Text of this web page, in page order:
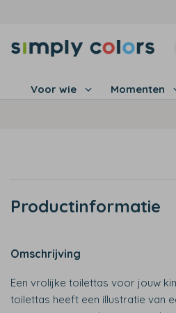
Voor wie Momenten
Productinformatie
Omschrijving
Een vrolijke toilettas voor jouw
toilettas heeft een illustratie van